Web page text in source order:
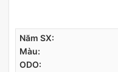
Năm SX:
Màu:
ODO: